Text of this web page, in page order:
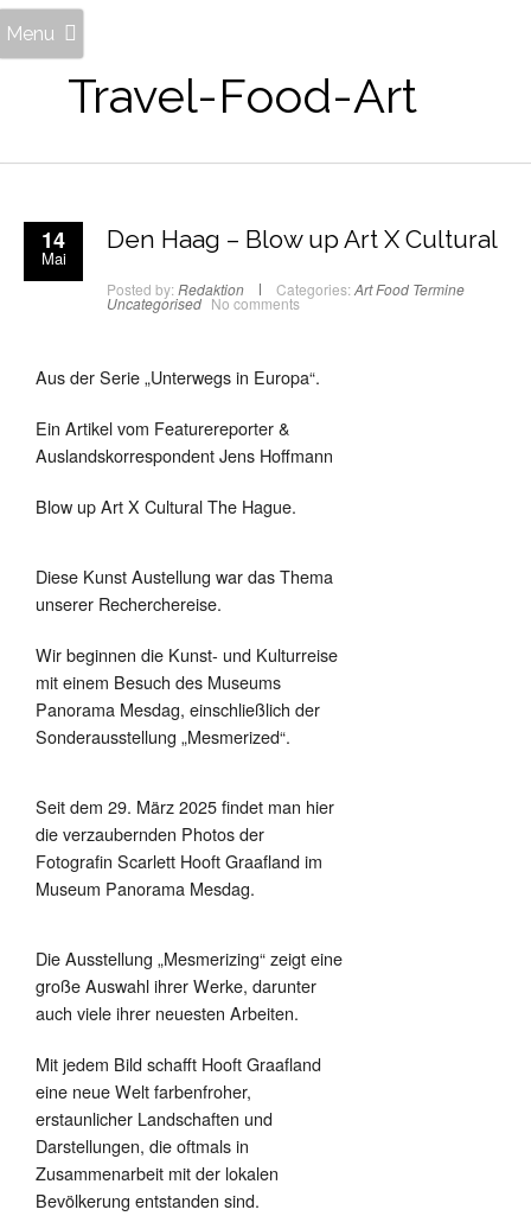
Travel-Food-Art
Menu
14
Mai
Den Haag – Blow up Art X Cultural
Posted by: Redaktion Categories: ArtFood Termine
Uncategorised No comments
Aus der Serie „Unterwegs in Europa“.
Ein Artikel vom Featurereporter &
Auslandskorrespondent Jens Hoffmann
Blow up Art X Cultural The Hague.
Diese Kunst Austellung war das Thema
unserer Recherchereise.
Wir beginnen die Kunst- und Kulturreise
mit einem Besuch des Museums
Panorama Mesdag, einschließlich der
Sonderausstellung „Mesmerized“.
Seit dem 29. März 2025 findet man hier
die verzaubernden Photos der
Fotografin Scarlett Hooft Graafland im
Museum Panorama Mesdag.
Die Ausstellung „Mesmerizing“ zeigt eine
große Auswahl ihrer Werke, darunter
auch viele ihrer neuesten Arbeiten.
Mit jedem Bild schafft Hooft Graafland
eine neue Welt farbenfroher,
erstaunlicher Landschaften und
Darstellungen, die oftmals in
Zusammenarbeit mit der lokalen
Bevölkerung entstanden sind.